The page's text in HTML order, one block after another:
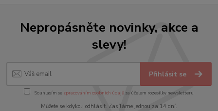
Nepropásněte novinky, akce a
slevy!
Přihlásit se
Souhlasím se zpracováním osobních údajůza účelem rozesílky newsletteru.
Můžete se kdykoli odhlásit. Zasíláme jednou za 14 dní.